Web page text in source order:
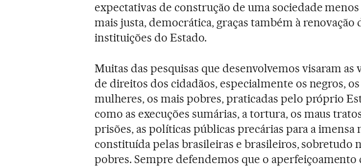
expectativas de construção de uma sociedade
mais justa, democrática, graças também à renovação
instituições do Estado.
Muitas das pesquisas que desenvolvemos visaram as
de direitos dos cidadãos, especialmente os negros, os
mulheres, os mais pobres, praticadas pelo próprio
como as execuções sumárias, a tortura, os maus
prisões, as políticas públicas precárias para a imensa
constituída pelas brasileiras e brasileiros, sobretudo
pobres. Sempre defendemos que o aperfeiçoamento